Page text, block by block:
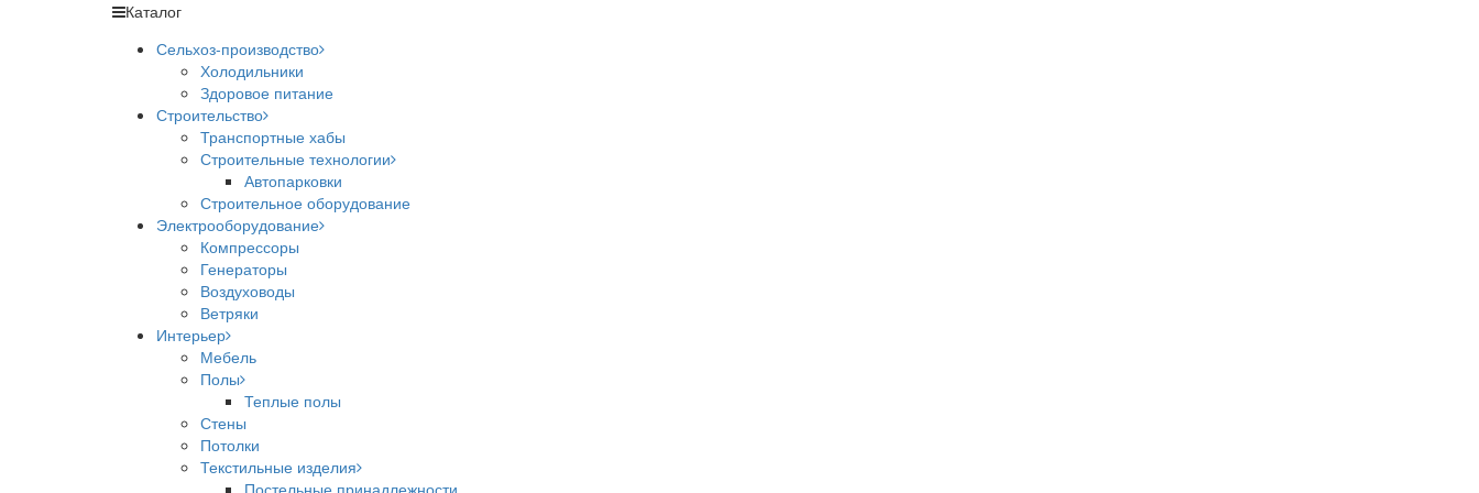
Каталог
Сельхоз-производство
Холодильники
Здоровое питание
Строительство
Транспортные хабы
Строительные технологии
Автопарковки
Строительное оборудование
Электрооборудование
Компрессоры
Генераторы
Воздуховоды
Ветряки
Интерьер
Мебель
Полы
Теплые полы
Стены
Потолки
Текстильные изделия
Постельные принадлежности